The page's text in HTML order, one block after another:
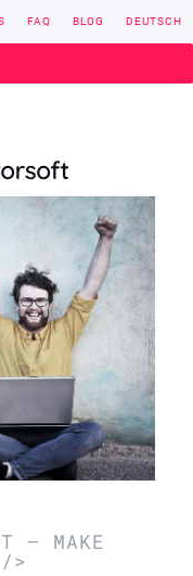
FAQ BLOG DEUTSCH
– MAKE
/>